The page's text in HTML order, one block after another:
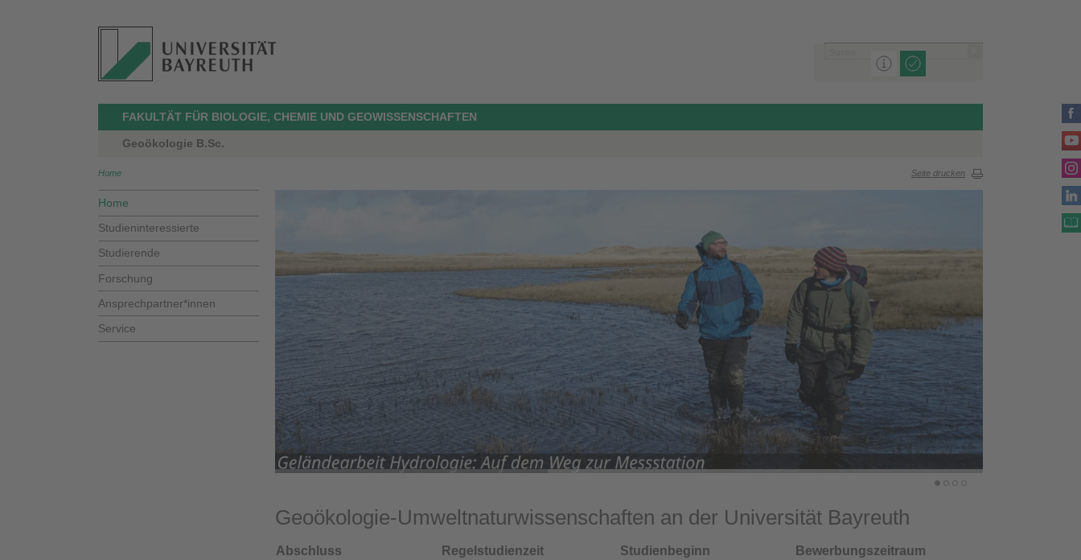
FAKULTÄT FÜR BIOLOGIE, CHEMIE UND GEOWISSENSCHAFTEN
Geoökologie B.Sc.
Home Seite drucken
Home
Studieninteressierte
Studierende
Forschung
Ansprechpartner*innen
Service
Geoökologie-Umweltnaturwissenschaften an der Universität Bayreuth
Abschluss Regelstudienzeit Studienbeginn
Bewerbungszeitraum